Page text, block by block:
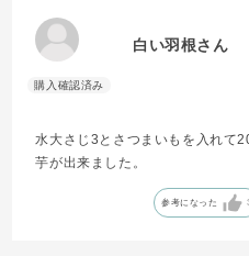
白い羽根さん
水大さじ3とさつまいもを入れて
芋が出来ました。
参考になった